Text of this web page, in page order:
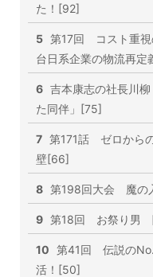
た！[92]
5 第17回 コスト重視
台日系企業の物流再定
6 吉本康志の社長川
た同伴」[75]
7 第171話 ゼロから
壁[66]
8 第198回大会 魔の
9 第18回 お祭り男
10 第41回 伝説のNo.
活！[50]